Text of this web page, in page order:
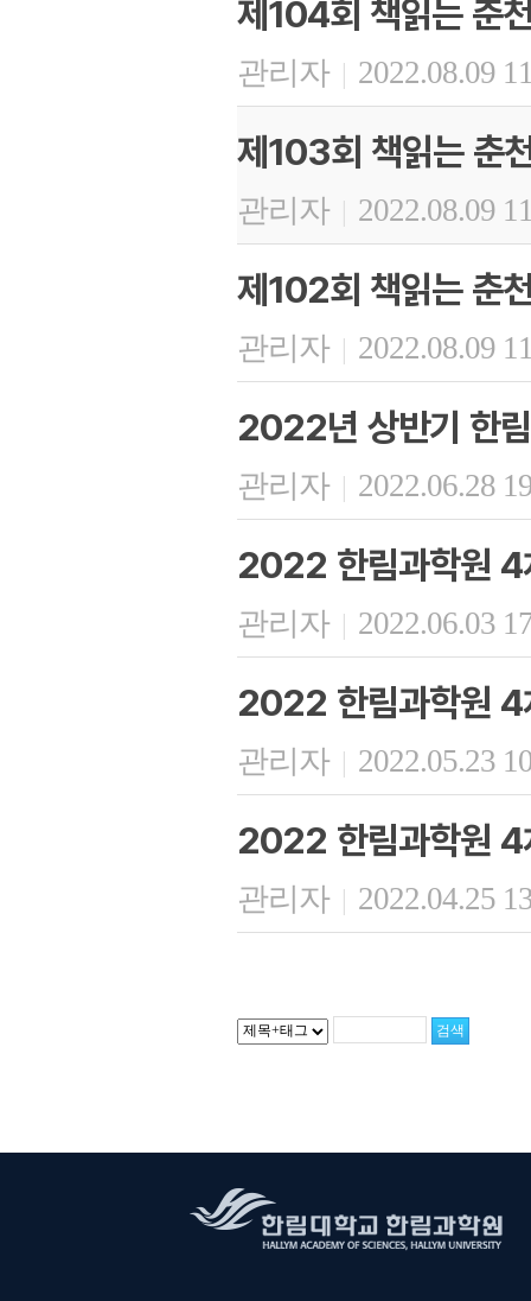
제104회 책읽는 춘
관리자 | 2022.08.09
제103회 책읽는 춘
관리자 | 2022.08.09
제102회 책읽는 춘
관리자 | 2022.08.09
2022년 상반기 한
관리자 | 2022.06.28
2022 한림과학원 4
관리자 | 2022.06.03
2022 한림과학원 4
관리자 | 2022.05.23
2022 한림과학원 4
관리자 | 2022.04.25